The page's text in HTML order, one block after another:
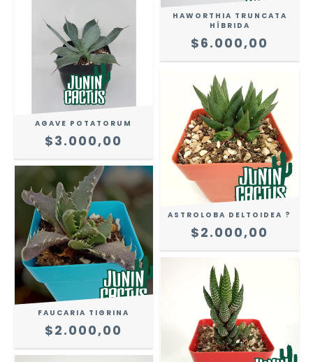
AGAVE POTATORUM
$3.000,00
HAWORTHIA TRUNCATA
HÍBRIDA
$6.000,00
FAUCARIA TIGRINA
$2.000,00
ASTROLOBA DELTOIDEA ?
$2.000,00